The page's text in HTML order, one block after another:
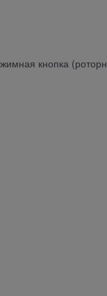
кнопка